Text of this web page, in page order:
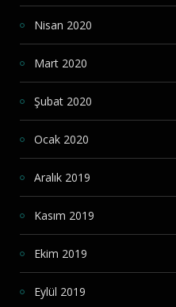
Nisan 2020
Mart 2020
Şubat 2020
Ocak 2020
Aralık 2019
Kasım 2019
Ekim 2019
Eylül 2019